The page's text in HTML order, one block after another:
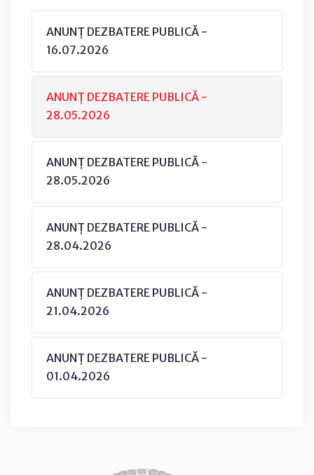
ANUNȚ DEZBATERE PUBLICĂ -
16.07.2026
ANUNȚ DEZBATERE PUBLICĂ -
28.05.2026
ANUNȚ DEZBATERE PUBLICĂ -
28.05.2026
ANUNȚ DEZBATERE PUBLICĂ -
28.04.2026
ANUNȚ DEZBATERE PUBLICĂ -
21.04.2026
ANUNȚ DEZBATERE PUBLICĂ -
01.04.2026